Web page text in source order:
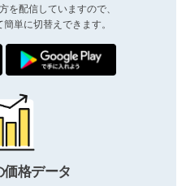
を配信していますので、
単に切替えできます。
価格データ